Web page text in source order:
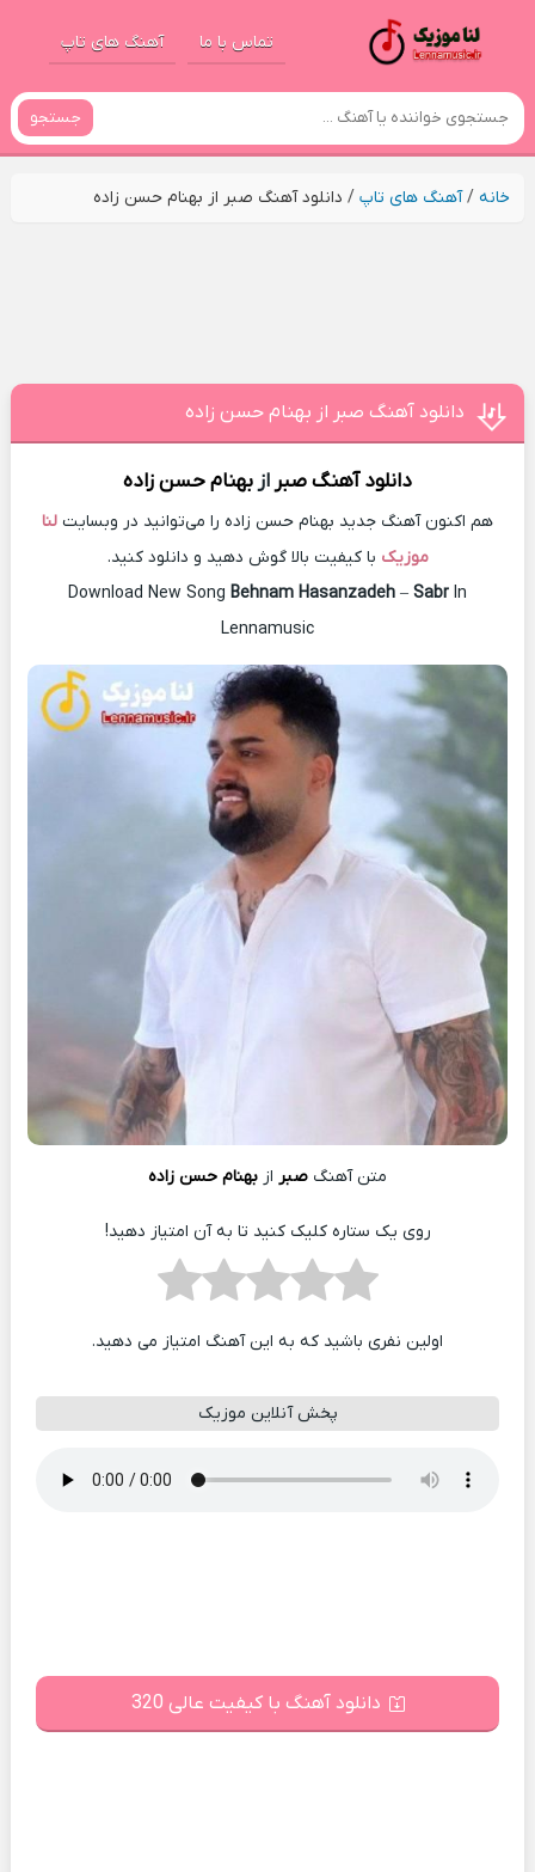
تماس با ما آهنگ های تاپ
جستجو
خانه/آهنگ های تاپ/ دانلود آهنگ صبر از بهنام حسن زاده
دانلود آهنگ صبر از بهنام حسن زاده
دانلود آهنگصبر ازبهنام حسن زاده
هم اکنون آهنگ جدید بهنام حسن زاده را می‌توانید در وبسایت لنا
موزیک با کیفیت بالا گوش دهید و دانلود کنید.
Download New Song Behnam Hasanzadeh – Sabr In
Lennamusic
متن آهنگ صبر از بهنام حسن زاده
روی یک ستاره کلیک کنید تا به آن امتیاز دهید!
اولین نفری باشید که به این آهنگ امتیاز می دهید.
پخش آنلاین موزیک
دانلود آهنگ با کیفیت عالی 320